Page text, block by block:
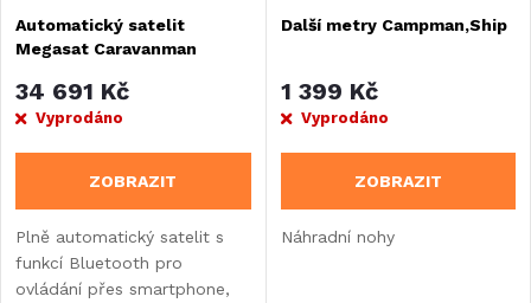
Automatický satelit
Megasat Caravanman
34 691 Kč
Vyprodáno
ZOBRAZIT
Plně automatický satelit s
funkcí Bluetooth pro
ovládání přes smartphone,
Další metry Campman,Ship
1 399 Kč
Vyprodáno
ZOBRAZIT
Náhradní nohy